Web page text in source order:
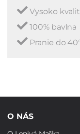
Vysoko
100% bavlna
Pranie do
O NÁS